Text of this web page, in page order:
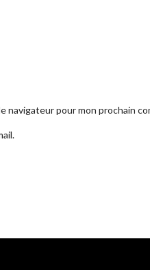
navigateur pour mon prochain